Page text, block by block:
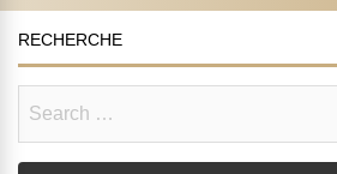
RECHERCHE